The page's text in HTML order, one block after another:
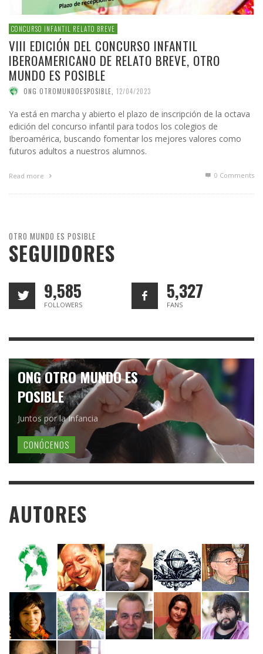
CONCURSO INFANTIL RELATO BREVE
VIII EDICIÓN DEL CONCURSO INFANTIL
IBEROAMERICANO DE RELATO BREVE, OTRO
MUNDO ES POSIBLE
ONG OTROMUNDOESPOSIBLE 12/04/2023
Ya está en marcha y abierto el plazo de inscripción de la octava
edición del concurso infantil para todos los colegios de
Iberoamérica, buscando fomentar los mejores valores como
futuros adultos a nuestros alumnos.
Read more 0 Comments
OTRO MUNDO ES POSIBLE
SEGUIDORES
9,585
FOLLOWERS
5,327
FANS
ONG OTRO MUNDO ES
POSIBLE
Juntos por la Infancia
CONÓCENOS
AUTORES